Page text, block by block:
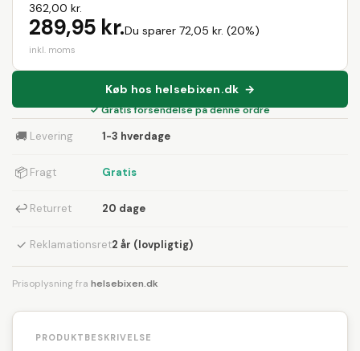
362,00 kr.
289,95 kr.Du sparer 72,05 kr. (20%)
inkl. moms
Køb hos helsebixen.dk →
✓ Gratis forsendelse på denne ordre
🚚 Levering 1-3 hverdage
📦 Fragt Gratis
↩ Returret 20 dage
✓ Reklamationsret2 år (lovpligtig)
Prisoplysning fra helsebixen.dk
PRODUKTBESKRIVELSE